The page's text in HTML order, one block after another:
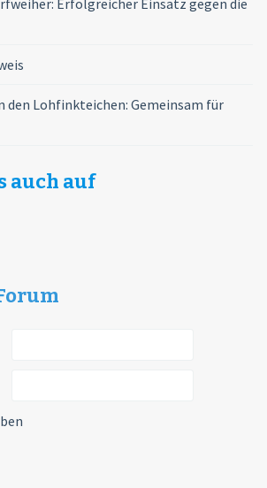
Erfolgreicher Einsatz gegen die
den Lohfinkteichen: Gemeinsam für
auch auf